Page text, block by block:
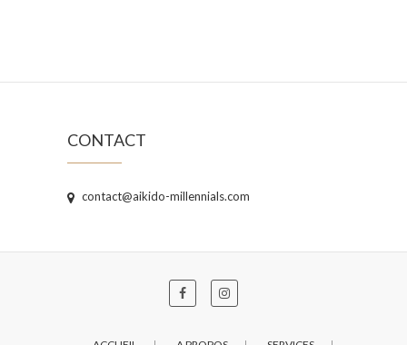
CONTACT
contact@aikido-millennials.com